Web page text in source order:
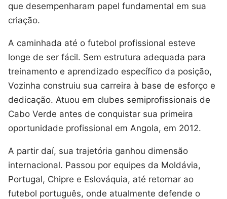
que desempenharam papel fundamental em sua
criação.
A caminhada até o futebol profissional esteve
longe de ser fácil. Sem estrutura adequada para
treinamento e aprendizado específico da posição,
Vozinha construiu sua carreira à base de esforço e
dedicação. Atuou em clubes semiprofissionais de
Cabo Verde antes de conquistar sua primeira
oportunidade profissional em Angola, em 2012.
A partir daí, sua trajetória ganhou dimensão
internacional. Passou por equipes da Moldávia,
Portugal, Chipre e Eslováquia, até retornar ao
futebol português, onde atualmente defende o